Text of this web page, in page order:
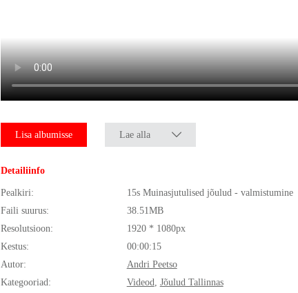
Lisa albumisse Lae alla
Detailiinfo
Pealkiri:
15s Muinasjutulised jõulud - valmistumine
Faili suurus:
38.51MB
Resolutsioon:
1920 * 1080px
Kestus:
00:00:15
Autor:
Andri Peetso
Kategooriad:
Videod, Jõulud Tallinnas